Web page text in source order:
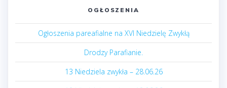
OGŁOSZENIA
Ogłoszenia pareafialne na XVI Niedzielę Zwykłą
Drodzy Parafianie.
13 Niedziela zwykła – 28.06.26